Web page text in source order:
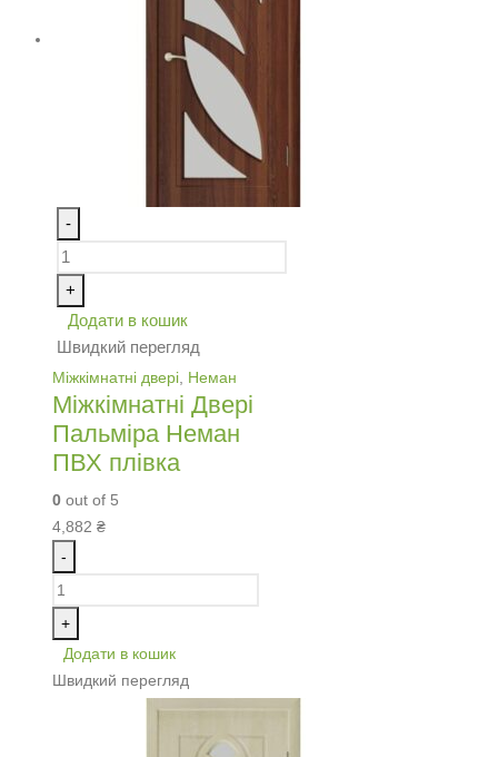
-
+
Додати в кошик
Швидкий перегляд
Міжкімнатні двері, Неман
Міжкімнатні Двері
Пальміра Неман
ПВХ плівка
0 out of 5
4,882 ₴
-
+
Додати в кошик
Швидкий перегляд